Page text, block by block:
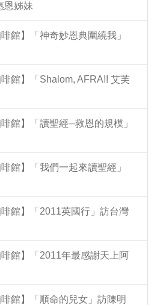
恩姊妹
館】「神奇妙恩典圍繞我」
館】「Shalom, AFRA!! 艾芙
館】「讀聖經─救恩的規模」
館】「我們一起來讀聖經」
館】「2011英國行」訪台灣
館】「2011年最感謝天上阿
館】「順命的兒女」訪陳明